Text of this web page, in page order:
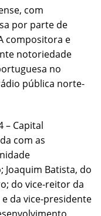
com
por parte de
compositora e
notoriedade
no
pública norte-
– Capital
com as
Joaquim Batista, do
do vice-reitor da
da vice-presidente